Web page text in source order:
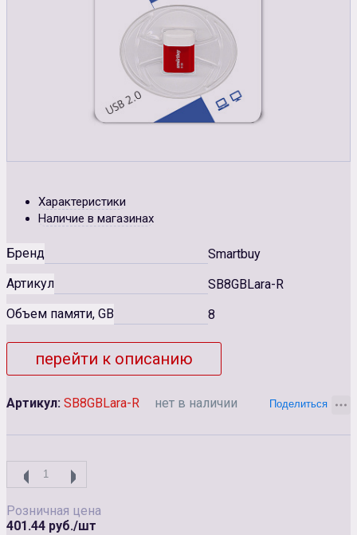
Характеристики
Наличие в магазинах
Бренд
Smartbuy
Артикул
SB8GBLara-R
Объем памяти, GB
8
перейти к описанию
Артикул: SB8GBLara-R нет в наличии
Розничная цена
401.44 руб./шт